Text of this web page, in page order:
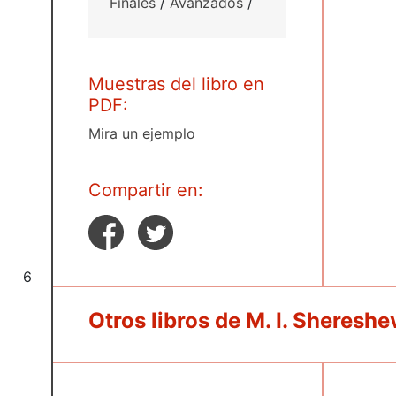
6
Muestras del libro en
PDF:
Mira un ejemplo
Compartir en:
Otros libros de M. I.